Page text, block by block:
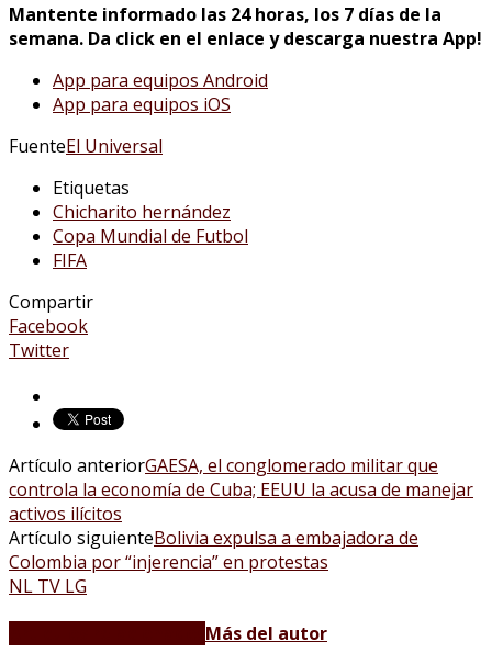
Mantente informado las 24 horas, los 7 días de la
semana. Da click en el enlace y descarga nuestra App!
App para equipos Android
App para equipos iOS
FuenteEl Universal
Etiquetas
Chicharito hernández
Copa Mundial de Futbol
FIFA
Compartir
Facebook
Twitter
Artículo anteriorGAESA, el conglomerado militar que
controla la economía de Cuba; EEUU la acusa de manejar
activos ilícitos
Artículo siguienteBolivia expulsa a embajadora de
Colombia por “injerencia” en protestas
NL TV LG
Más del autor